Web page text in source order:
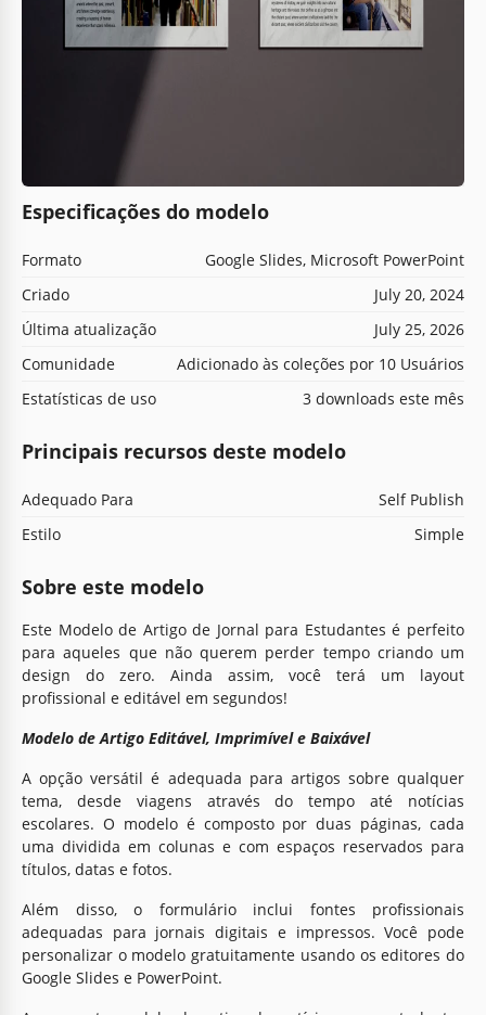
Especificações do modelo
Formato
Google Slides, Microsoft PowerPoint
Criado
July 20, 2024
Última atualização
July 25, 2026
Comunidade
Adicionado às coleções por 10 Usuários
Estatísticas de uso
3 downloads este mês
Principais recursos deste modelo
Adequado Para
Self Publish
Estilo
Simple
Sobre este modelo
Este Modelo de Artigo de Jornal para Estudantes é perfeito
para aqueles que não querem perder tempo criando um
design do zero. Ainda assim, você terá um layout
profissional e editável em segundos!
Modelo de Artigo Editável, Imprimível e Baixável
A opção versátil é adequada para artigos sobre qualquer
tema, desde viagens através do tempo até notícias
escolares. O modelo é composto por duas páginas, cada
uma dividida em colunas e com espaços reservados para
títulos, datas e fotos.
Além disso, o formulário inclui fontes profissionais
adequadas para jornais digitais e impressos. Você pode
personalizar o modelo gratuitamente usando os editores do
Google Slides e PowerPoint.